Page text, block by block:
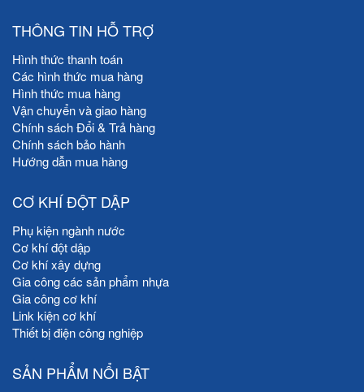
THÔNG TIN HỖ TRỢ
Hình thức thanh toán
Các hình thức mua hàng
Hình thức mua hàng
Vận chuyển và giao hàng
Chính sách Đổi & Trả hàng
Chính sách bảo hành
Hướng dẫn mua hàng
CƠ KHÍ ĐỘT DẬP
Phụ kiện ngành nước
Cơ khí đột dập
Cơ khí xây dựng
Gia công các sản phẩm nhựa
Gia công cơ khí
Link kiện cơ khí
Thiết bị điện công nghiệp
SẢN PHẨM NỔI BẬT